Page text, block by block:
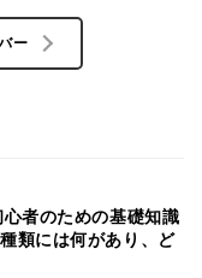
ー
者のための基礎知識
類には何があり、ど